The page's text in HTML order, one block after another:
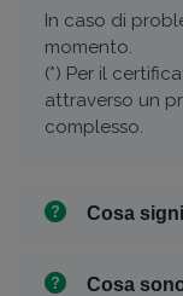
In caso di
momento.
(*) Per il
attraverso un
complesso.
Cosa
Cosa